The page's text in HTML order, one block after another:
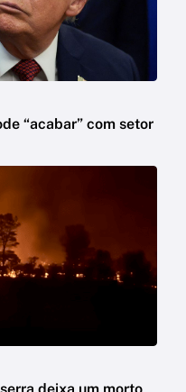
“acabar” com setor